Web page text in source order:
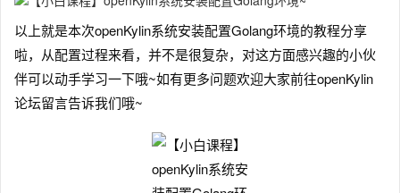
以上就是本次openKylin系统安装配置Golang环境的教程分享
啦，从配置过程来看，并不是很复杂，对这方面感兴趣的小伙
伴可以动手学习一下哦~如有更多问题欢迎大家前往openKylin
论坛留言告诉我们哦~